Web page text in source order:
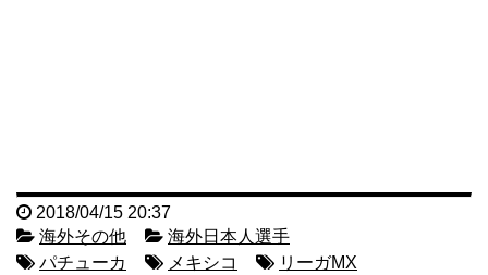
2018/04/15 20:37
海外その他
海外日本人選手
パチューカ
メキシコ
リーガMX